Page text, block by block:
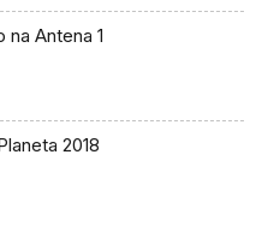
na Antena 1
2018